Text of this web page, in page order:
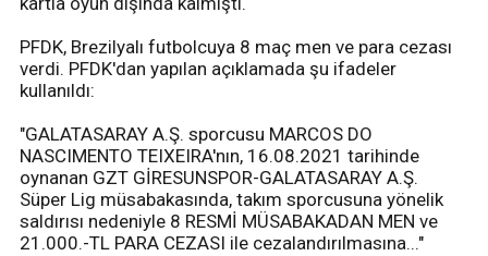
PFDK, Brezilyalı futbolcuya 8 maç men ve para cezası
verdi. PFDK'dan yapılan açıklamada şu ifadeler
kullanıldı:
"GALATASARAY A.Ş. sporcusu MARCOS DO
NASCIMENTO TEIXEIRA'nın, 16.08.2021 tarihinde
oynanan GZT GİRESUNSPOR-GALATASARAY A.Ş.
Süper Lig müsabakasında, takım sporcusuna yönelik
saldırısı nedeniyle 8 RESMİ MÜSABAKADAN MEN ve
21.000.-TL PARA CEZASI ile cezalandırılmasına..."